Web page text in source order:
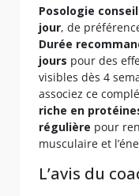
Posologie
jour, de
Durée
jours pour des
visibles dès 4
associez ce
riche en
régulière pour
musculaire et
L’avis du